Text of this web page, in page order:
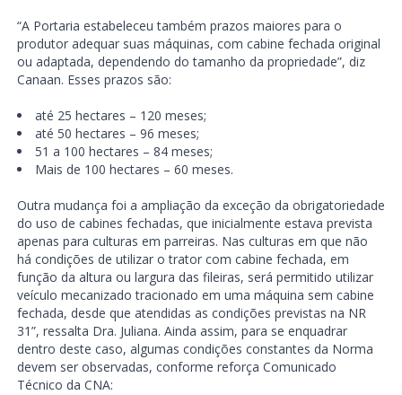
“A Portaria estabeleceu também prazos maiores para o
produtor adequar suas máquinas, com cabine fechada original
ou adaptada, dependendo do tamanho da propriedade”, diz
Canaan. Esses prazos são:
até 25 hectares – 120 meses;
até 50 hectares – 96 meses;
51 a 100 hectares – 84 meses;
Mais de 100 hectares – 60 meses.
Outra mudança foi a ampliação da exceção da obrigatoriedade
do uso de cabines fechadas, que inicialmente estava prevista
apenas para culturas em parreiras. Nas culturas em que não
há condições de utilizar o trator com cabine fechada, em
função da altura ou largura das fileiras, será permitido utilizar
veículo mecanizado tracionado em uma máquina sem cabine
fechada, desde que atendidas as condições previstas na NR
31”, ressalta Dra. Juliana. Ainda assim, para se enquadrar
dentro deste caso, algumas condições constantes da Norma
devem ser observadas, conforme reforça Comunicado
Técnico da CNA: